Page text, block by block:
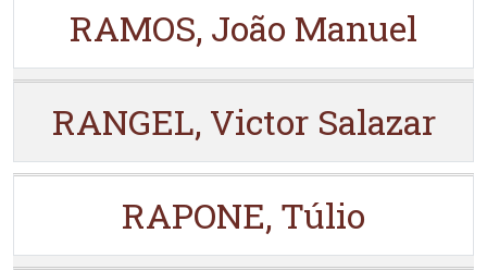
RAMOS, João Manuel
RANGEL, Victor Salazar
RAPONE, Túlio